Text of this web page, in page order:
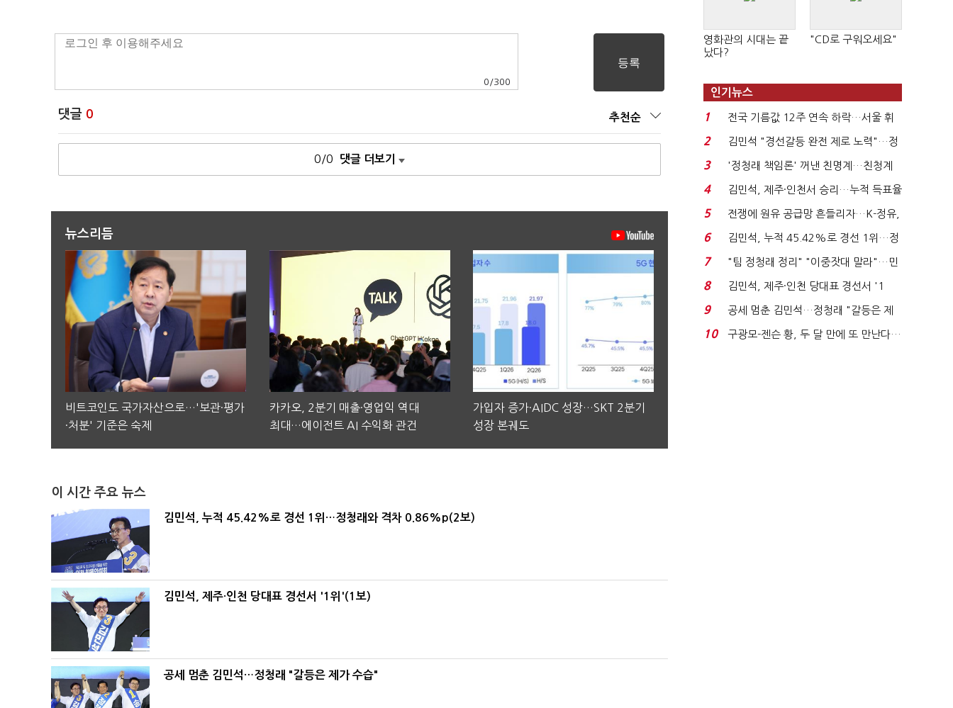
0 /300
댓글 0 추천순
0/0 댓글 더보기
뉴스리듬
비트코인도 국가자산으로…'보관·평가
·처분' 기준은 숙제
카카오, 2분기 매출·영업익 역대
최대…에이전트 AI 수익화 관건
가입자 증가·AIDC 성장…SKT 2분기
성장 본궤도
이 시간 주요 뉴스
김민석, 누적 45.42%로 경선 1위…정청래와 격차 0.86%p(2보)
김민석, 제주·인천 당대표 경선서 '1위'(1보)
공세 멈춘 김민석…정청래 "갈등은 제가 수습"
영화관의 시대는 끝
났다?
"CD로 구워오세요"
인기뉴스
1
전국 기름값 12주 연속 하락…서울 휘
발윳값 1909원...
2
김민석 "경선갈등 완전 제로 노력"…정
청래 "반명 공세 사...
3
'정청래 책임론' 꺼낸 친명계…친청계
는 추가투표 때리기...
4
김민석, 제주·인천서 승리…누적 득표율
'1위 탈환'(종합)...
5
전쟁에 원유 공급망 흔들리자…K-정유,
에너지안보 핵심...
6
김민석, 누적 45.42%로 경선 1위…정
청래와 격차 0.86%p(...
7
"팀 정청래 정리" "이중잣대 말라"…민
주 최고위원 계파 다...
8
김민석, 제주·인천 당대표 경선서 '1
위'(1보)...
9
공세 멈춘 김민석…정청래 "갈등은 제
가 수습"
10
구광모-젠슨 황, 두 달 만에 또 만난다…